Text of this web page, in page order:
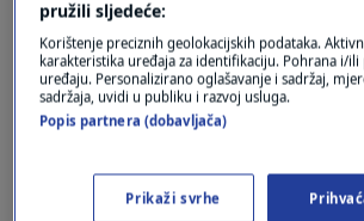
Turudić nije došao na
korupciji: "To samo
biti razriješen"
VIJESTI |9. pro.| 8
Osam godina Andreja
slabost...
VIJESTI| 18. lis.
pružili sljedeće:
Korištenje preciznih geolokacijskih podataka.
karakteristika uređaja za identifikaciju. Pohrana i/
uređaju. Personalizirano oglašavanje i sadržaj,
sadržaja, uvidi u publiku i razvoj usluga.
Popis partnera (dobavljača)
Prikaži svrhe